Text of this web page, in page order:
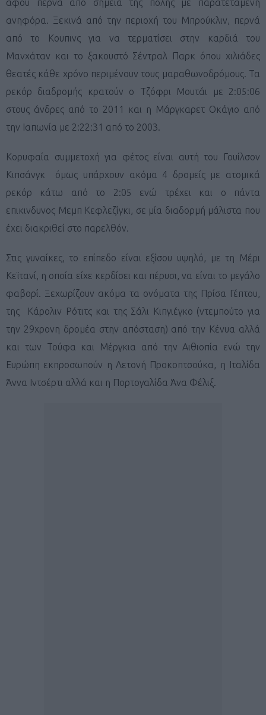
αφού περνά από σημεία της πόλης με παρατεταμένη
ανηφόρα. Ξεκινά από την περιοχή του Μπρούκλιν, περνά
από το Κουπινς για να τερματίσει στην καρδιά του
Μανχάταν και το ξακουστό Σέντραλ Παρκ όπου χιλιάδες
θεατές κάθε χρόνο περιμένουν τους μαραθωνοδρόμους. Τα
ρεκόρ διαδρομής κρατούν ο Τζόφρι Μουτάι με 2:05:06
στους άνδρες από το 2011 και η Μάργκαρετ Οκάγιο από
την Ιαπωνία με 2:22:31 από το 2003.
Kορυφαία συμμετοχή για φέτος είναι αυτή του Γουίλσον
Κιπσάνγκ όμως υπάρχουν ακόμα 4 δρομείς με ατομικά
ρεκόρ κάτω από το 2:05 ενώ τρέχει και ο πάντα
επικινδυνος Μεμπ Κεφλεζίγκι, σε μία διαδορμή μάλιστα που
έχει διακριθεί στο παρελθόν.
Στις γυναίκες, το επίπεδο είναι εξίσου υψηλό, με τη Μέρι
Κεϊτανί, η οποία είχε κερδίσει και πέρυσι, να είναι το μεγάλο
φαβορί. Ξεχωρίζουν ακόμα τα ονόματα της Πρίσα Γέπτου,
της Κάρολιν Ρότιτς και της Σάλι Κιπγιέγκο (ντεμπούτο για
την 29χρονη δρομέα στην απόσταση) από την Κένυα αλλά
και των Τούφα και Μέργκια από την Αιθιοπία ενώ την
Ευρώπη εκπροσωπούν η Λετονή Προκοπτσούκα, η Ιταλίδα
Άννα Ιντσέρτι αλλά και η Πορτογαλίδα Άνα Φέλιξ.